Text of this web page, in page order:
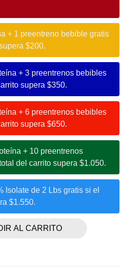
+ 1 preentreno bebible gratis
$200.
+ 3 preentrenos bebibles
supera $350.
+ 6 preentrenos bebibles
supera $650.
+ 10 preentrenos
del carrito supera $1.050.
Isolate de 2 Lbs gratis si el
$1.550.
AL CARRITO